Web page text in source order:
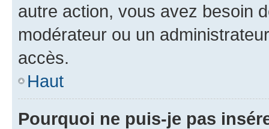
autre action, vous avez besoin
modérateur ou un
accès.
Haut
Pourquoi ne puis-je pas